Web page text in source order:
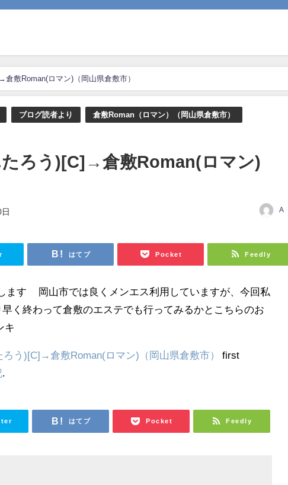
敷Roman(ロマン)（岡山県倉敷市）
ブログ読者より 倉敷Roman（ロマン）（岡山県倉敷市）
たろう)[C]→倉敷Roman(ロマン)
A
はてブ Pocket Feedly
ます 岡山市では良くメンエス利用していますが、今回私
く終わって倉敷のエステでも行ってみるかとこちらのお
キ
う)[C]→倉敷Roman(ロマン)（岡山県倉敷市）
first
はてブ Pocket Feedly